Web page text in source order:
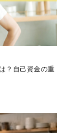
？自己資金の重